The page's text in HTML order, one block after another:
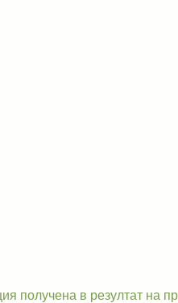
получена в резултат на